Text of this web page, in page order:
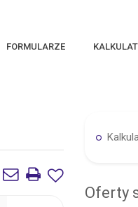
FORMULARZE
Oferty